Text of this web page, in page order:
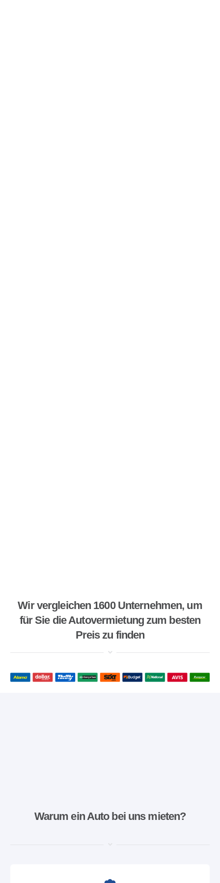
Wir vergleichen 1600 Unternehmen, um
für Sie die Autovermietung zum besten
Preis zu finden
Warum ein Auto bei uns mieten?